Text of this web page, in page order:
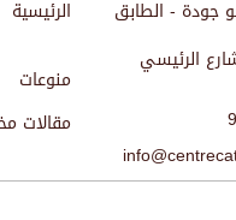
جودة - الطابق
الرئيسي
الرئيسية
منوعات
مقالات